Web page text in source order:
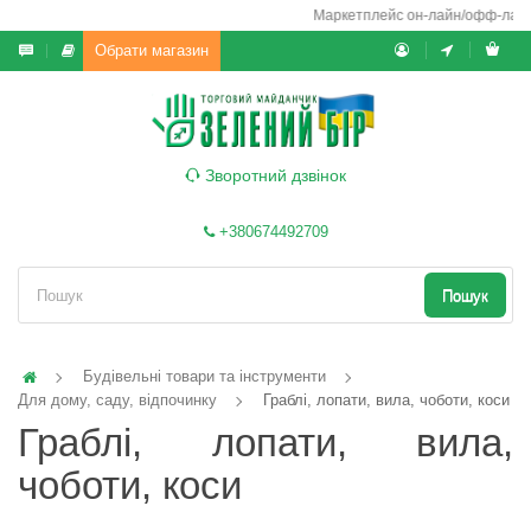
Маркетплейс он-лайн/офф-лайн
Обрати магазин
Зворотний дзвінок
+380674492709
Пошук
Будівельні товари та інструменти
Для дому, саду, відпочинку
Граблі, лопати, вила, чоботи, коси
Граблі, лопати, вила,
чоботи, коси